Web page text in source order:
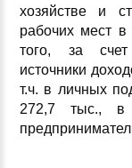
хозяйстве и
рабочих мест в
того, за счет
источники
т.ч. в личных
272,7 тыс., в